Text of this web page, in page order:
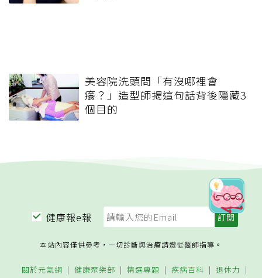
美容院洗頭問「有沒哪裡會
癢？」造型師揭這句話背後隱藏3
個目的
健康報e報
本站內容僅供參考，一切診斷與治療請遵從醫師指導。
關於元氣網 健康聚樂部 精選專題 疾病百科 退休力